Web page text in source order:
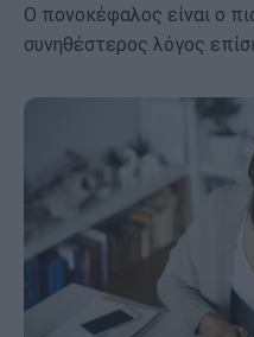
Ο πονοκέφαλος είναι ο
συνηθέστερος λόγος